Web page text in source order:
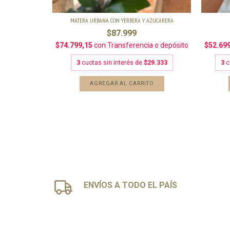
MATERA URBANA CON YERBERA Y AZUCARERA
$87.999
$74.799,15 con Transferencia o depósito
3 cuotas sin interés de $29.333
AGREGAR AL CARRITO
3
ENVÍOS A TODO EL PAÍS